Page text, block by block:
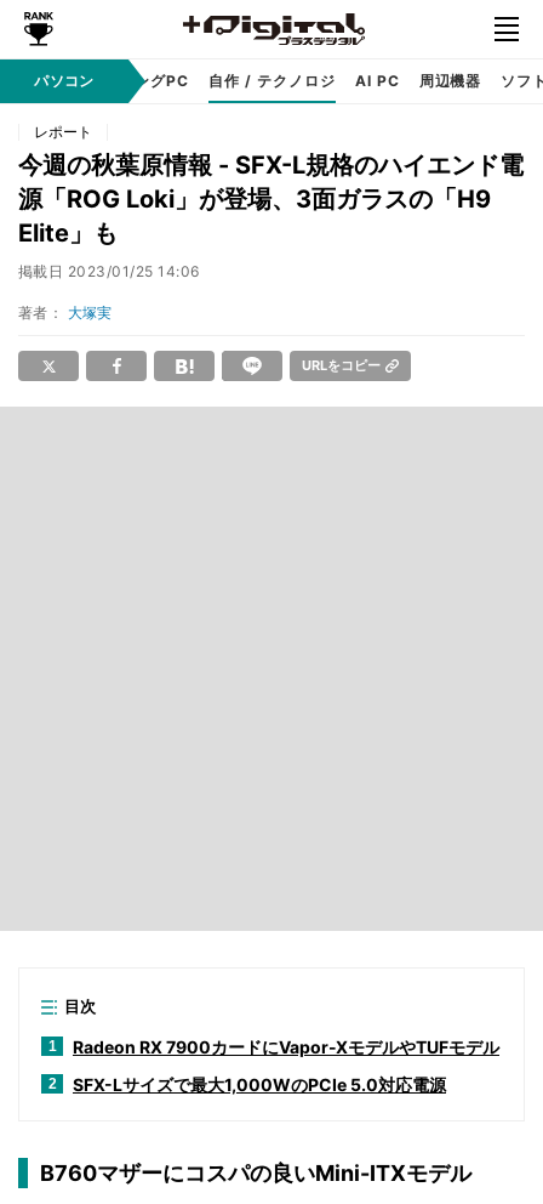
パソコン
PC本体 ゲーミングPC 自作 / テクノロジ AI PC 周辺機器 ソフ
レポート
今週の秋葉原情報 - SFX-L規格のハイエンド電
源「ROG Loki」が登場、3面ガラスの「H9
Elite」も
掲載日 2023/01/25 14:06
著者： 大塚実
URLをコピー
目次
1 Radeon RX 7900カードにVapor-XモデルやTUFモデル
2 SFX-Lサイズで最大1,000WのPCIe 5.0対応電源
B760マザーにコスパの良いMini-ITXモデル